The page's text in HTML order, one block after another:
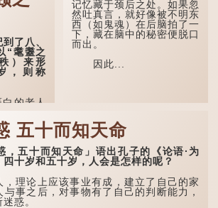
头说法
；夜立
用字略
一致。
底准不
人的一种
秋的精
了八、
“耄耋之
）来形
，则称
的老人
乱的意
的意思，
家的。
就曾写
终，恩
记忆藏于颈后之处。如果忽
然吐真言，就好像被不明东
西（如鬼魂）在后脑拍了一
下，藏在脑中的秘密便脱口
而出。
因此...
五十而知天命
五十而知天命」语出孔子的《论语·为
十岁和五十岁，人会是怎样的呢？
理论上应该事业有成，建立了自己的家
与事之后，对事物有了自己的判断能力，
惑。